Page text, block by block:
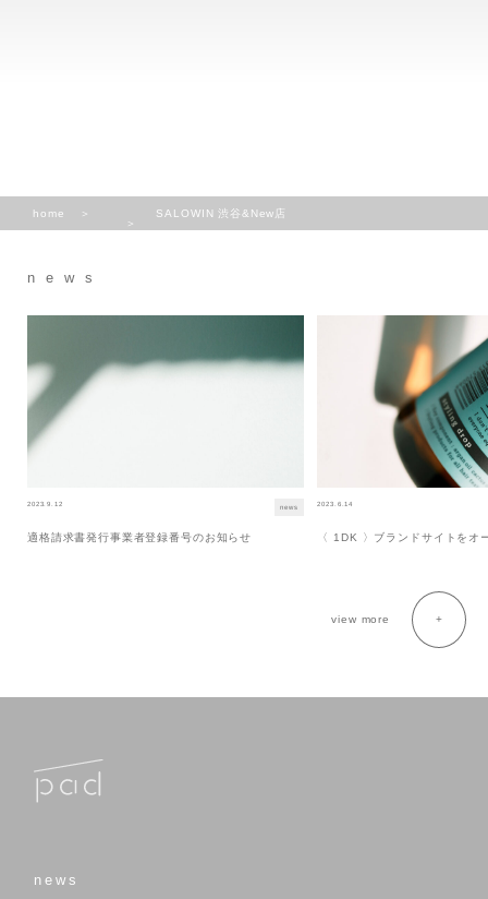
home SALOWIN 渋谷&New店
news
2023.9.12 news
適格請求書発行事業者登録番号のお知らせ
2023.6.14
〈 1DK 〉ブランドサイトをオ
view more
news